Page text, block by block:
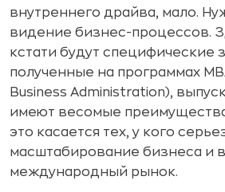
внутреннего драйва, мало.
видение бизнес-процессов.
кстати будут специфические
полученные на программах
Business Administration),
имеют весомые
это касается тех, у кого
масштабирование бизнеса и
международный рынок.